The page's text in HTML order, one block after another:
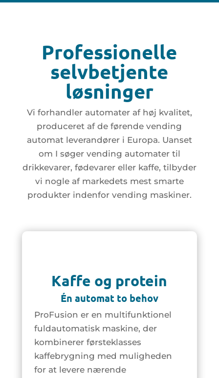
Professionelle
selvbetjente
løsninger
Vi forhandler automater af høj kvalitet,
produceret af de førende vending
automat leverandører i Europa. Uanset
om I søger vending automater til
drikkevarer, fødevarer eller kaffe, tilbyder
vi nogle af markedets mest smarte
produkter indenfor vending maskiner.
Kaffe og protein
Én automat to behov
ProFusion er en multifunktionel
fuldautomatisk maskine, der
kombinerer førsteklasses
kaffebrygning med muligheden
for at levere nærende